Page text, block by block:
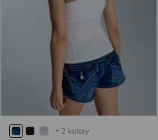
+ 2 kolory